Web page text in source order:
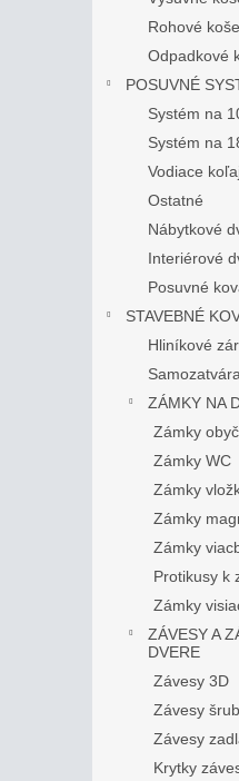
Rohové koše
Odpadkové
POSUVNÉ
Systém na
Systém na
Vodiace
Ostatné
Nábytkové
Interiérové
Posuvné
STAVEBNÉ
Hliníkové
ZÁMKY NA
Zámky
Zámky WC
Zámky
Zámky
Zámky
Protikusy k
Zámky
ZÁVESY A
DVERE
Závesy 3D
Závesy
Závesy
Krytky